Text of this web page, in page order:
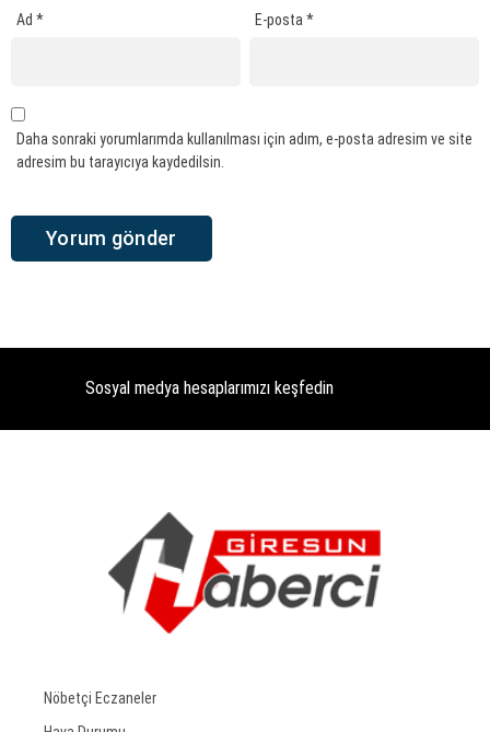
Ad * E-posta*
Daha sonraki yorumlarımda kullanılması için adım, e-posta adresim ve site
adresim bu tarayıcıya kaydedilsin.
Sosyal medya hesaplarımızı keşfedin
Nöbetçi Eczaneler